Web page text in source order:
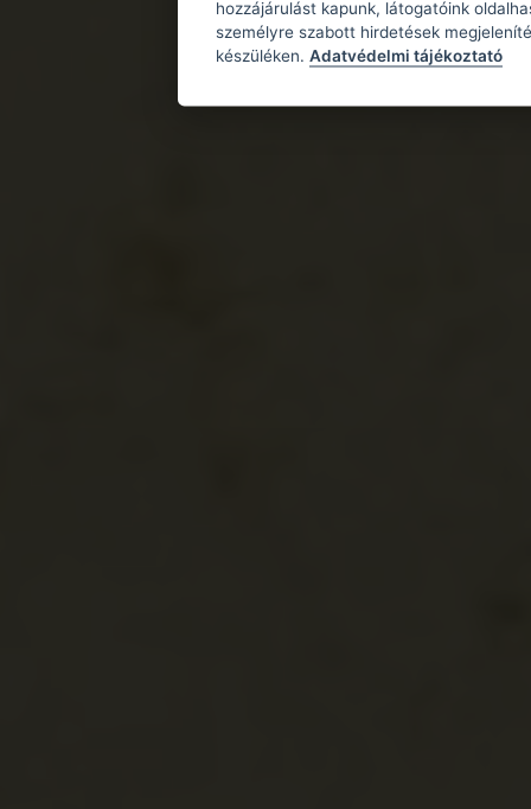
hozzájárulást kapunk, látogatóink
személyre szabott hirdetések
készüléken. Adatvédelmi tájékoztató